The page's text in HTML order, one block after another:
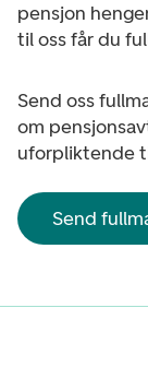
pensjon
til oss får du
Send oss
om
uforpliktende
Send